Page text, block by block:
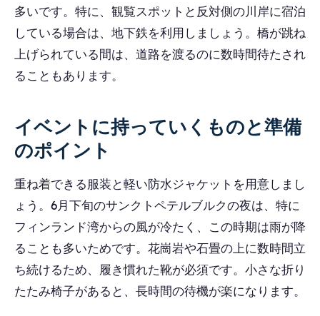
多いです。特に、観覧スポットと反対側の川岸に宿泊
している場合は、地下鉄を利用しましょう。橋が跳ね
上げられている間は、道路を渡るのに数時間待たされ
ることもあります。
イベントに持っていくものと準備
のポイント
重ね着できる服装と軽い防水ジャケットを用意しまし
ょう。6月下旬のサンクトペテルブルクの夜は、特に
フィンランド湾からの風が冷たく、この時期は雨が降
ることも多いためです。花崗岩や石畳の上に数時間立
ち続けるため、履き慣れた靴が必須です。小さな折り
たたみ椅子があると、長時間の待機が楽になります。